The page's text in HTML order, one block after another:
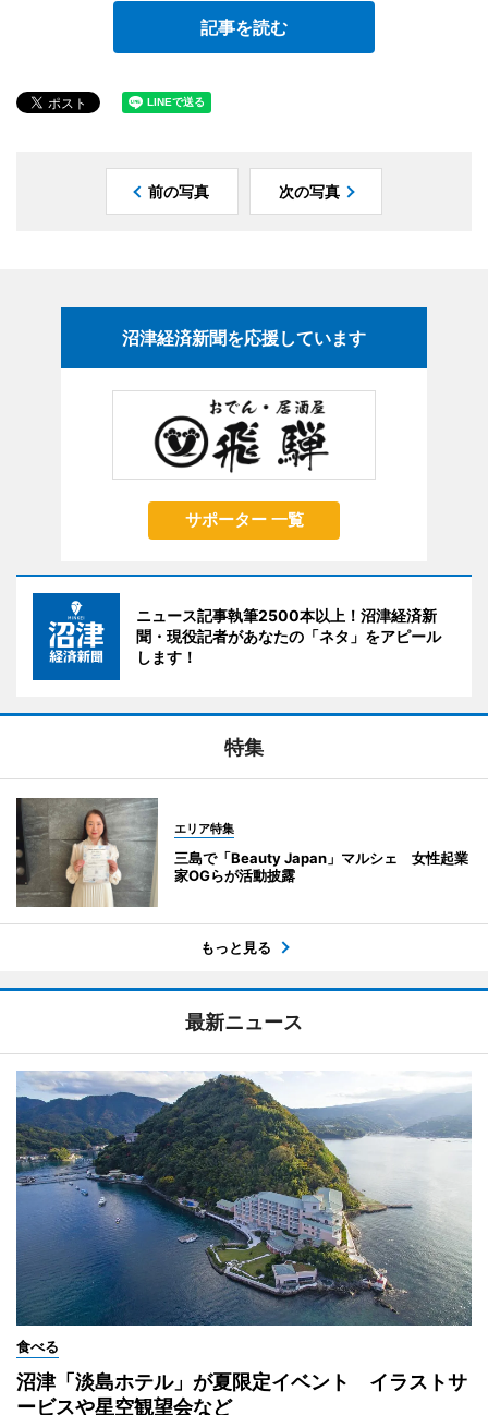
記事を読む
前の写真 次の写真
沼津経済新聞を応援しています
サポーター 一覧
ニュース記事執筆2500本以上！沼津経済新
聞・現役記者があなたの「ネタ」をアピール
します！
特集
エリア特集
三島で「Beauty Japan」マルシェ 女性起業
家OGらが活動披露
もっと見る
最新ニュース
食べる
沼津「淡島ホテル」が夏限定イベント イラストサ
ービスや星空観望会など